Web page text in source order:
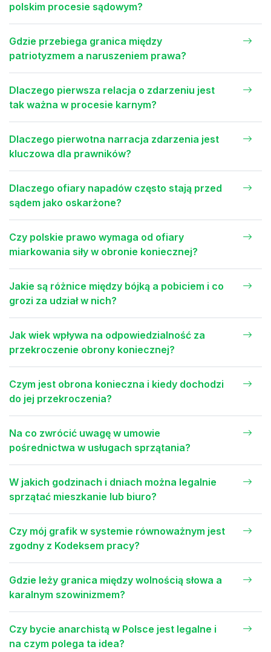
polskim procesie sądowym?
Gdzie przebiega granica między
patriotyzmem a naruszeniem prawa?
Dlaczego pierwsza relacja o zdarzeniu jest
tak ważna w procesie karnym?
Dlaczego pierwotna narracja zdarzenia jest
kluczowa dla prawników?
Dlaczego ofiary napadów często stają przed
sądem jako oskarżone?
Czy polskie prawo wymaga od ofiary
miarkowania siły w obronie koniecznej?
Jakie są różnice między bójką a pobiciem i co
grozi za udział w nich?
Jak wiek wpływa na odpowiedzialność za
przekroczenie obrony koniecznej?
Czym jest obrona konieczna i kiedy dochodzi
do jej przekroczenia?
Na co zwrócić uwagę w umowie
pośrednictwa w usługach sprzątania?
W jakich godzinach i dniach można legalnie
sprzątać mieszkanie lub biuro?
Czy mój grafik w systemie równoważnym jest
zgodny z Kodeksem pracy?
Gdzie leży granica między wolnością słowa a
karalnym szowinizmem?
Czy bycie anarchistą w Polsce jest legalne i
na czym polega ta idea?